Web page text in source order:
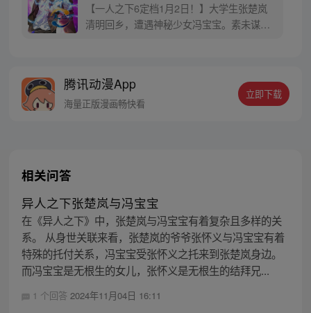
【一人之下6定档1月2日！】大学生张楚岚
清明回乡，遭遇神秘少女冯宝宝。素未谋面
密，张楚岚的生活被彻底颠覆，与冯宝宝一
同踏上“异人”之旅。
腾讯动漫App
海量正版漫画畅快看
立即下载
相关问答
异人之下张楚岚与冯宝宝
在《异人之下》中，张楚岚与冯宝宝有着复杂且多样的关
系。 从身世关联来看，张楚岚的爷爷张怀义与冯宝宝有着
特殊的托付关系，冯宝宝受张怀义之托来到张楚岚身边。
而冯宝宝是无根生的女儿，张怀义是无根生的结拜兄...
1 个回答 2024年11月04日 16:11